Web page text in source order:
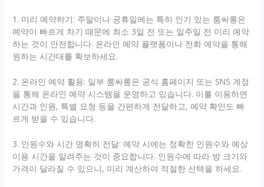
1. 미리 예약하기: 주말이나 공휴일에는 특히 인기 있는 룸싸롱은
예약이 빠르게 차기 때문에 최소 3일 전 또는 일주일 전 미리 예약
하는 것이 안전합니다. 온라인 예약 플랫폼이나 전화 예약을 통해
원하는 시간대를 확보하세요.
2. 온라인 예약 활용: 일부 룸싸롱은 공식 홈페이지 또는 SNS 계정
을 통해 온라인 예약 시스템을 운영하고 있습니다. 이를 이용하면
시간과 인원, 특별 요청 등을 간편하게 전달하고, 예약 확인도 빠
르게 받을 수 있습니다.
3. 인원수와 시간 명확히 전달: 예약 시에는 정확한 인원수와 예상
이용 시간을 알려주는 것이 중요합니다. 인원수에 따라 방 크기와
가격이 달라질 수 있으니, 미리 계산하여 적절한 선택을 하세요.